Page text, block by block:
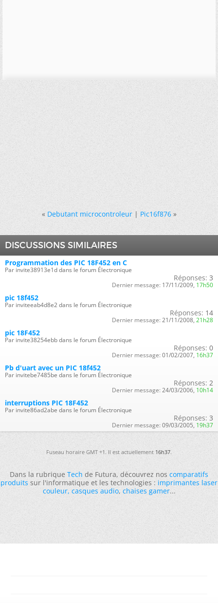
« Debutant microcontroleur|Pic16f876 »
DISCUSSIONS SIMILAIRES
Programmation des PIC 18F452 en C
Par invite38913e1d dans le forum Électronique
Réponses: 3
Dernier message: 17/11/2009, 17h50
pic 18f452
Par inviteeab4d8e2 dans le forum Électronique
Réponses: 14
Dernier message: 21/11/2008, 21h28
pic 18F452
Par invite38254ebb dans le forum Électronique
Réponses: 0
Dernier message: 01/02/2007, 16h37
Pb d'uart avec un PIC 18f452
Par invitebe7485be dans le forum Électronique
Réponses: 2
Dernier message: 24/03/2006, 10h14
interruptions PIC 18F452
Par invite86ad2abe dans le forum Électronique
Réponses: 3
Dernier message: 09/03/2005, 19h37
Fuseau horaire GMT +1. Il est actuellement16h37.
Dans la rubriqueTechde Futura, découvrez noscomparatifs
produitssur l'informatique et les technologies :imprimantes laser
couleur,casques audio,chaises gamer...